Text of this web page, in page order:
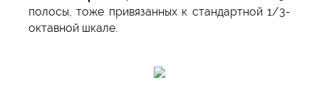
полосы, тоже привязанных к стандартной 1/3-
октавной шкале.